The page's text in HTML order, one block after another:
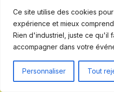
Ce site utilise des cookies
expérience et mieux
Rien d'industriel, juste ce qu'il
accompagner dans votre
Personnaliser Tout